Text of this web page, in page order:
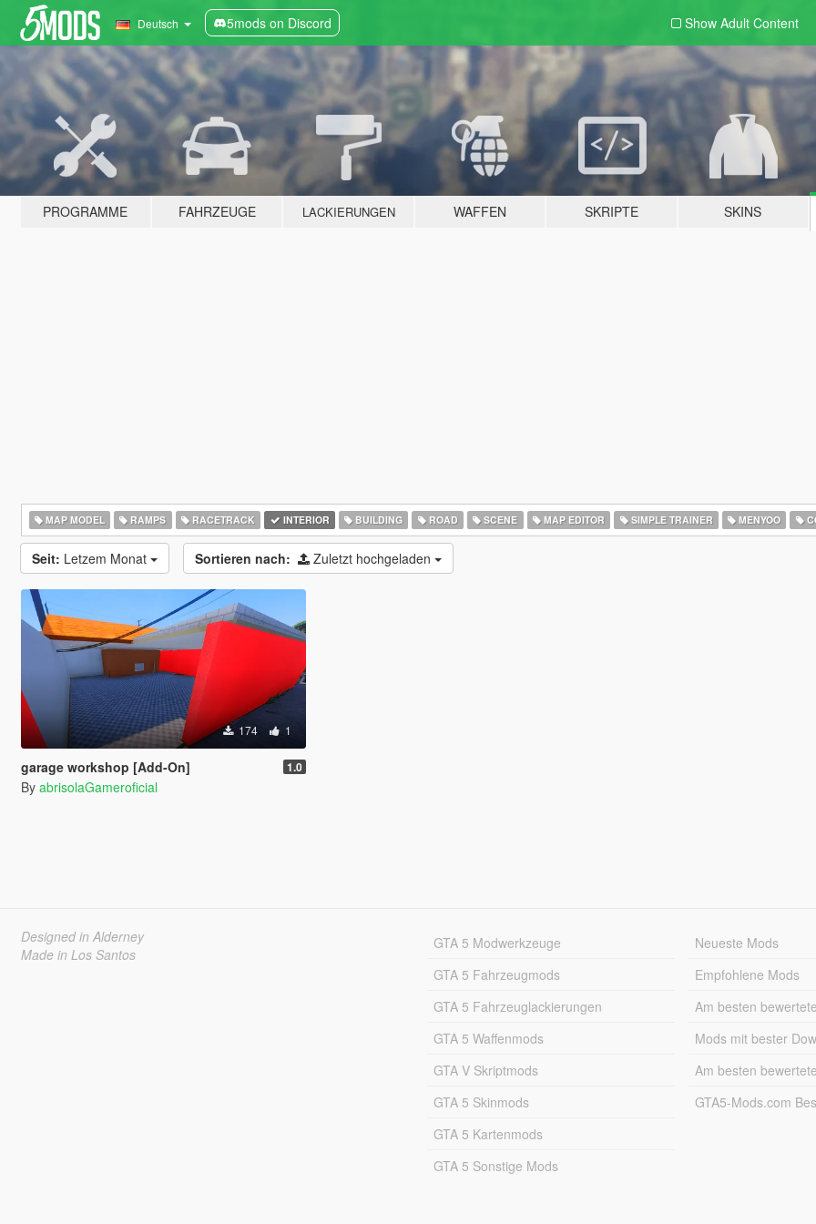
Deutsch 5mods on Discord Show Adult Content
PROGRAMME FAHRZEUGE LACKIERUNGEN WAFFEN SKRIPTE SKINS
MAP MODEL RAMPS RACETRACK INTERIOR BUILDING ROAD SCENE MAP EDITOR SIMPLE TRAINER MENYOO
Seit: Letzem Monat Sortieren nach: Zuletzt hochgeladen
174 1
garage workshop [Add-On] 1.0
By abrisolaGameroficial
Designed in Alderney
Made in Los Santos
GTA 5 Modwerkzeuge
GTA 5 Fahrzeugmods
GTA 5 Fahrzeuglackierungen
GTA 5 Waffenmods
GTA V Skriptmods
GTA 5 Skinmods
GTA 5 Kartenmods
GTA 5 Sonstige Mods
Neueste Mods
Empfohlene Mods
Am besten
Mods mit bester
Am besten bewertete
GTA5-Mods.com